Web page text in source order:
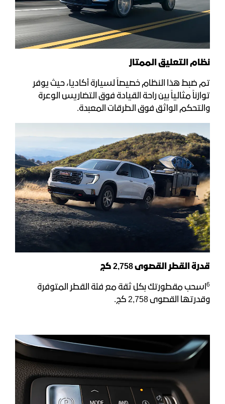
نظام التعليق الممتاز
تم ضبط هذا النظام خصيصاً لسيارة أكاديا، حيث يوفر
توازناً مثالياً بين راحة القيادة فوق التضاريس الوعرة
والتحكم الواثق فوق الطرقات المعبدة.
قدرة القطر القصوى 2,758 كج
6اسحب مقطورتك بكل ثقة مع فئة القطر المتوفرة
وقدرتها القصوى 2,758 كج.